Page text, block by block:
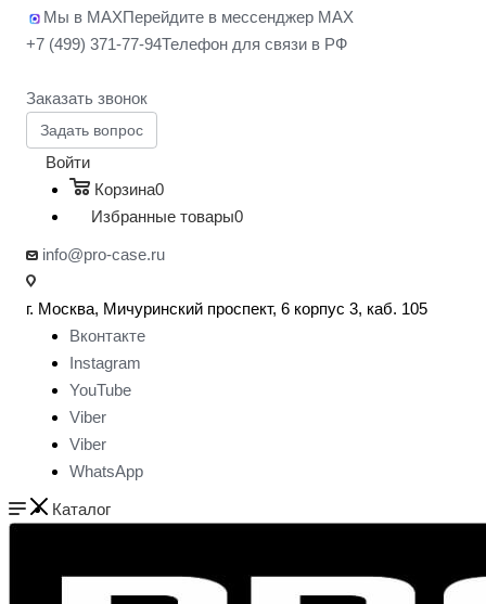
Мы в MAXПерейдите в мессенджер MAX
+7 (499) 371-77-94Телефон для связи в РФ
Заказать звонок
Задать вопрос
Войти
Корзина0
Избранные товары0
info@pro-case.ru
г. Москва, Мичуринский проспект, 6 корпус 3, каб. 105
Вконтакте
Instagram
YouTube
Viber
Viber
WhatsApp
Каталог